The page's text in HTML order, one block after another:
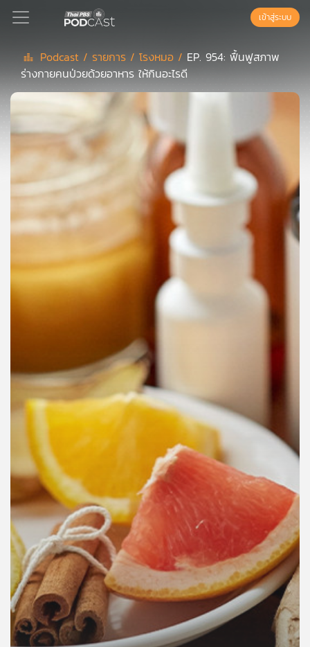
Podcast
ลิ
สต์
แนะนำ
เพล
สต์
ของ
บทความ
ข่าว
กิจกรรม
เกี่ยว
กับ
เรา
เครือ
เข้าสู่ระบบ
Podcast / รายการ /โรงหมอ / EP. 954: ฟื้นฟูสภาพ
ร่างกายคนป่วยด้วยอาหาร ให้กินอะไรดี